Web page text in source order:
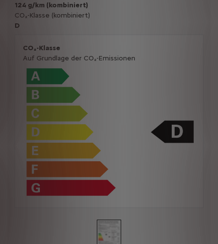
124 g/km (kombiniert)
CO₂-Klasse (kombiniert)
D
CO₂-Klasse
Auf Grundlage der CO₂-Emissionen